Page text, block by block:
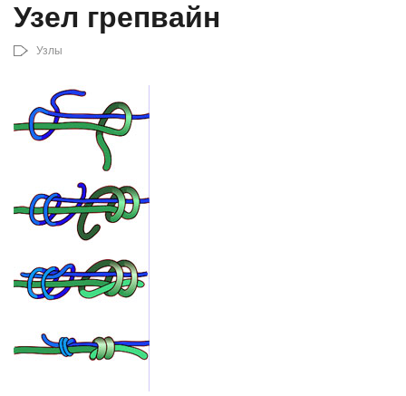
Узел грепвайн
Узлы